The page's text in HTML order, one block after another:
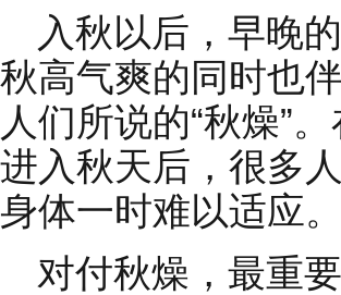
入秋以后，早晚
秋高气爽的同时也
人们所说的“秋燥”
进入秋天后，很多
身体一时难以适应。
对付秋燥，最重